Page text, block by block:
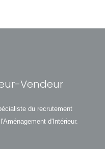
Vendeur
du recrutement
d'Intérieur.